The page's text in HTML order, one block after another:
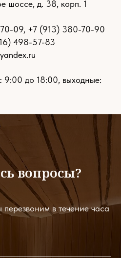
шоссе, д. 38, корп. 1
09, +7 (913) 380-70-90
498-57-83
9:00 до 18:00, выходные:
вопросы?
в течение часа